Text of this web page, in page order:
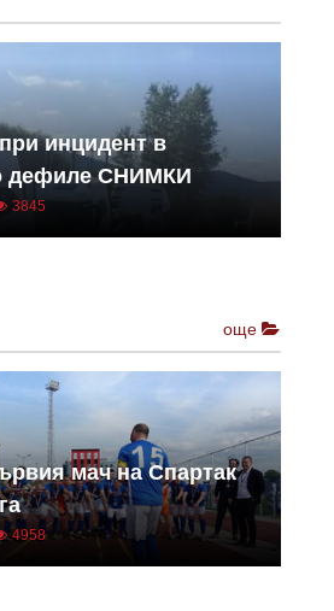
инцидент в
дефиле СНИМКИ
3845
още
мач на Спартак
4958